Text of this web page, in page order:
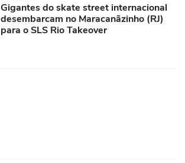
Gigantes do skate street internacional
desembarcam no Maracanãzinho (RJ)
para o SLS Rio Takeover